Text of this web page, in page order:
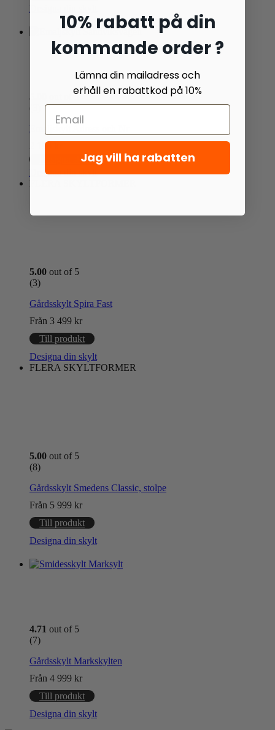
5.00
out of 5
(3)
2 190
Designa skylt
Designa din skylt
5.00 out of 5
(3)
Gårdsskylt Spira Fast
Från 3 499 kr
Till produkt
Designa din skylt
FLERA SKYLTFORMER
5.00 out of 5
(8)
Gårdsskylt Smedens Classic, stolpe
Från 5 999 kr
Till produkt
Designa din skylt
4.71 out of 5
(7)
Gårdsskylt Markskylten
Från 4 999 kr
Till produkt
Designa din skylt
10% rabatt på din
kommande order ?
Lämna din mailadress och
erhåll en rabattkod på 10%
Jag vill ha rabatten